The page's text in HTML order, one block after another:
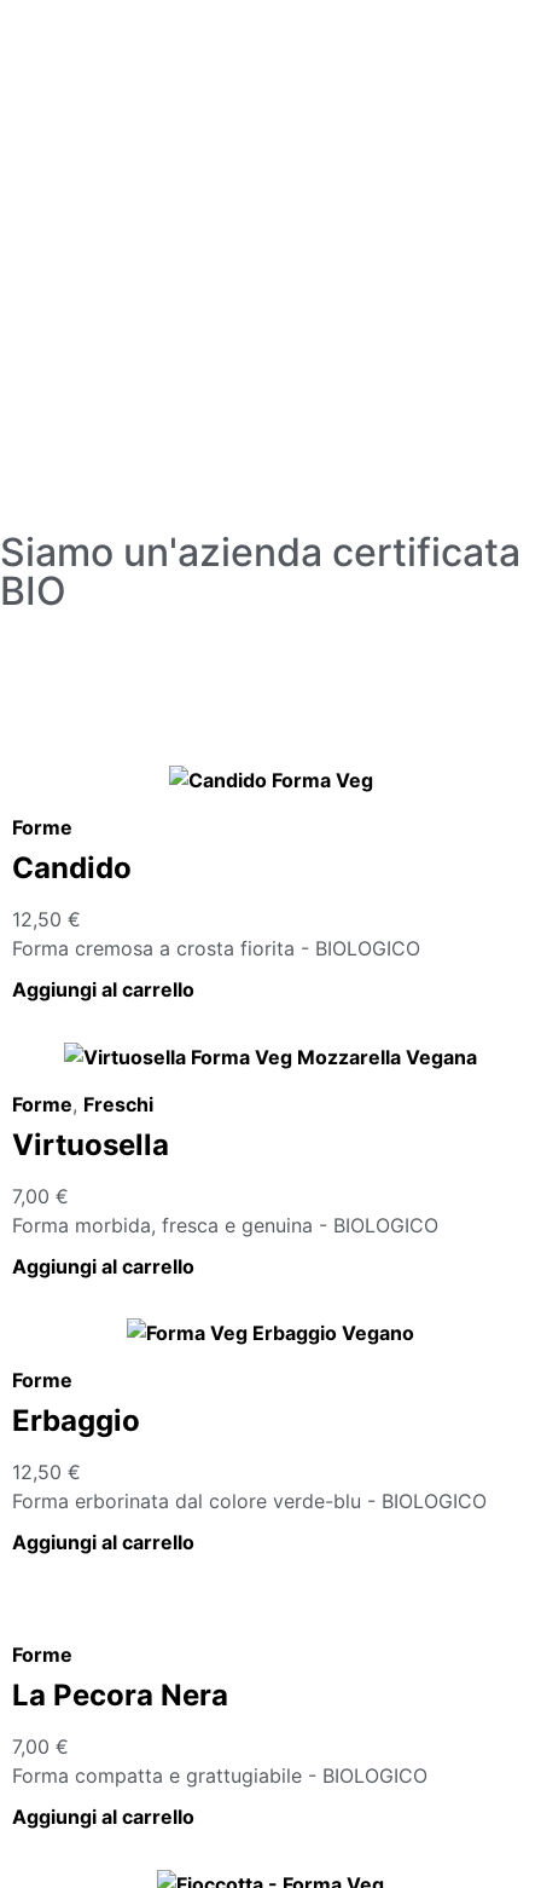
Siamo un'azienda certificata
BIO
Forme
Candido
12,50 €
Forma cremosa a crosta fiorita - BIOLOGICO
Aggiungi al carrello
Forme, Freschi
Virtuosella
7,00 €
Forma morbida, fresca e genuina - BIOLOGICO
Aggiungi al carrello
Forme
Erbaggio
12,50 €
Forma erborinata dal colore verde-blu - BIOLOGICO
Aggiungi al carrello
Forme
La Pecora Nera
7,00 €
Forma compatta e grattugiabile - BIOLOGICO
Aggiungi al carrello